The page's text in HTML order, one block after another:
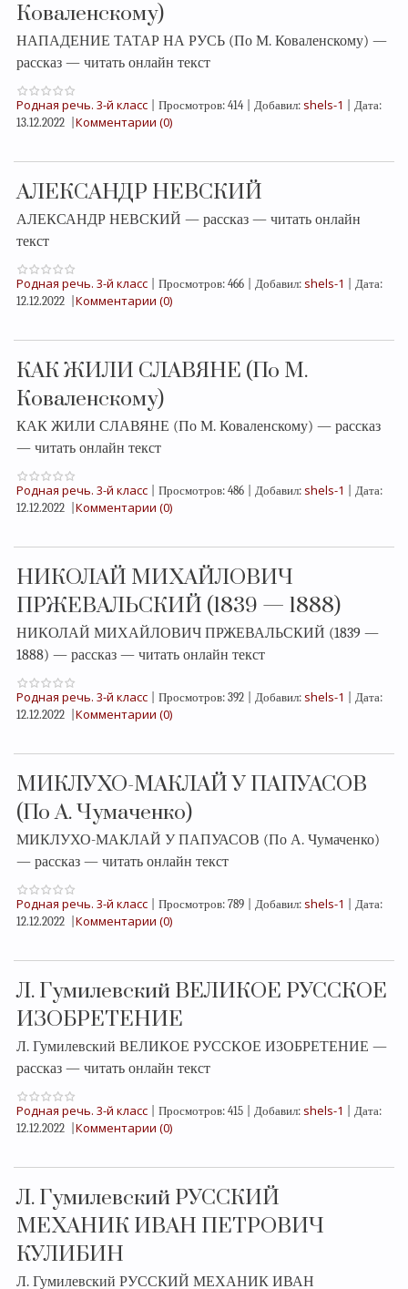
Коваленскому)
НАПАДЕНИЕ ТАТАР НА РУСЬ (По М. Коваленскому) —
рассказ — читать онлайн текст
Родная речь. 3-й класс Просмотров: 414 Добавил: shels-1
Дата:
13.12.2022
Комментарии (0)
АЛЕКСАНДР НЕВСКИЙ
АЛЕКСАНДР НЕВСКИЙ — рассказ — читать онлайн
текст
Родная речь. 3-й класс Просмотров: 466 Добавил: shels-1
Дата:
12.12.2022
Комментарии (0)
КАК ЖИЛИ СЛАВЯНЕ (По М.
Коваленскому)
КАК ЖИЛИ СЛАВЯНЕ (По М. Коваленскому) — рассказ
— читать онлайн текст
Родная речь. 3-й класс Просмотров: 486 Добавил: shels-1
Дата:
12.12.2022
Комментарии (0)
НИКОЛАЙ МИХАЙЛОВИЧ
ПРЖЕВАЛЬСКИЙ (1839 — 1888)
НИКОЛАЙ МИХАЙЛОВИЧ ПРЖЕВАЛЬСКИЙ (1839 —
1888) — рассказ — читать онлайн текст
Родная речь. 3-й класс Просмотров: 392 Добавил: shels-1
Дата:
12.12.2022
Комментарии (0)
МИКЛУХО-МАКЛАЙ У ПАПУАСОВ
(По А. Чумаченко)
МИКЛУХО-МАКЛАЙ У ПАПУАСОВ (По А. Чумаченко)
— рассказ — читать онлайн текст
Родная речь. 3-й класс Просмотров: 789 Добавил: shels-1
Дата:
12.12.2022
Комментарии (0)
Л. Гумилевский ВЕЛИКОЕ РУССКОЕ
ИЗОБРЕТЕНИЕ
Л. Гумилевский ВЕЛИКОЕ РУССКОЕ ИЗОБРЕТЕНИЕ —
рассказ — читать онлайн текст
Родная речь. 3-й класс Просмотров: 415 Добавил: shels-1
Дата:
12.12.2022
Комментарии (0)
Л. Гумилевский РУССКИЙ
МЕХАНИК ИВАН ПЕТРОВИЧ
КУЛИБИН
Л. Гумилевский РУССКИЙ МЕХАНИК ИВАН